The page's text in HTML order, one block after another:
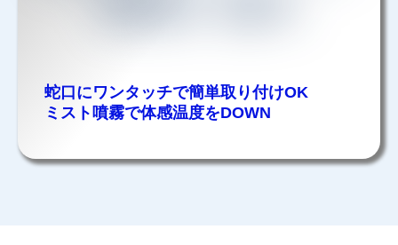
蛇口にワンタッチで簡単取り付けOK
ミスト噴霧で体感温度をDOWN